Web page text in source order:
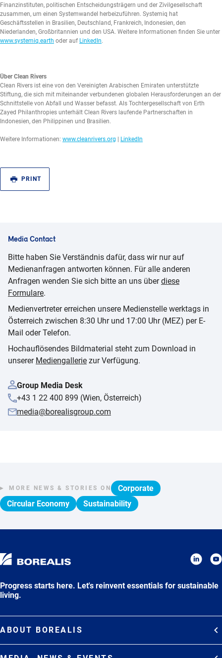
Finanzinstituten, politischen Entscheidungsträgern und der Zivilgesellschaft
zusammen, um einen Systemwandel herbeizuführen. Systemiq hat
Geschäftsstellen in Brasilien, Deutschland, Frankreich, Indonesien, den
Niederlanden, Großbritannien und den USA. Weitere Informationen finden Sie unter
www.systemiq.earth oder auf LinkedIn.
Über Clean Rivers
Clean Rivers ist eine von den Vereinigten Arabischen Emiraten unterstützte
Stiftung, die sich mit miteinander verbundenen globalen Herausforderungen an der
Schnittstelle von Abfall und Wasser befasst. Als Tochtergesellschaft von Erth
Zayed Philanthropies unterhält Clean Rivers laufende Partnerschaften in
Indonesien, den Philippinen und Brasilien.
Weitere Informationen: www.cleanrivers.org | LinkedIn
PRINT
Media Contact
Bitte haben Sie Verständnis dafür, dass wir nur auf
Medienanfragen antworten können. Für alle anderen
Anfragen wenden Sie sich bitte an uns überdiese
Formulare.
Medienvertreter erreichen unsere Medienstelle werktags in
Österreich zwischen 8:30 Uhr und 17:00 Uhr (MEZ) per E-
Mail oder Telefon.
Hochauflösendes Bildmaterial steht zum Download in
unserer Mediengallerie zur Verfügung.
Group Media Desk
+43 1 22 400 899 (Wien, Österreich)
media@borealisgroup.com
MORE NEWS & STORIES ON
Corporate
Circular Economy
Sustainability
Progress starts here. Let's reinvent essentials for sustainable
living.
ABOUT BOREALIS